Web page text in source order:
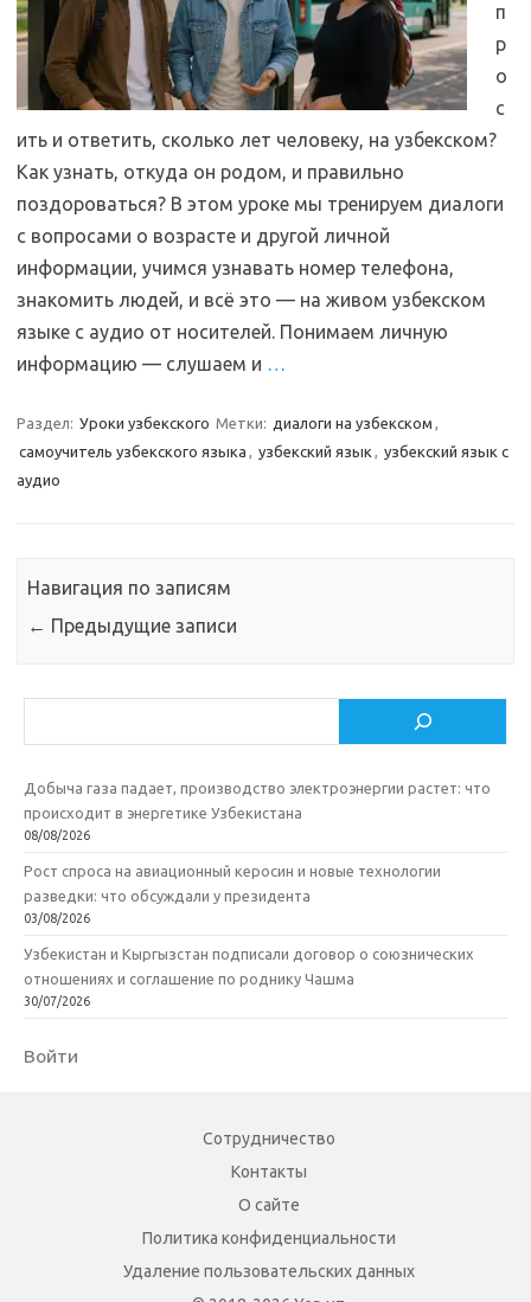
п
р
о
с
ить и ответить, сколько лет человеку, на узбекском?
Как узнать, откуда он родом, и правильно
поздороваться? В этом уроке мы тренируем диалоги
с вопросами о возрасте и другой личной
информации, учимся узнавать номер телефона,
знакомить людей, и всё это — на живом узбекском
языке с аудио от носителей. Понимаем личную
информацию — слушаем и …
Раздел: Уроки узбекского Метки: диалоги на узбекском ,
самоучитель узбекского языка , узбекский язык , узбекский язык с
аудио
Навигация по записям
← Предыдущие записи
Добыча газа падает, производство электроэнергии растет: что
происходит в энергетике Узбекистана
08/08/2026
Рост спроса на авиационный керосин и новые технологии
разведки: что обсуждали у президента
03/08/2026
Узбекистан и Кыргызстан подписали договор о союзнических
отношениях и соглашение по роднику Чашма
30/07/2026
Войти
Сотрудничество
Контакты
О сайте
Политика конфиденциальности
Удаление пользовательских данных